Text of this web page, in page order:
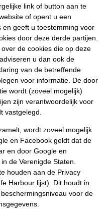
link of button aan te
of opent u een
geeft u toestemming voor
door deze derde partijen.
de cookies die op deze
u dan ook de
van de betreffende
voor informatie. De door
wordt (zoveel mogelijk)
zijn verantwoordelijk voor
vastgelegd.
wordt zoveel mogelijk
en Facebook geldt dat de
en door Google en
de Verenigde Staten.
houden aan de Privacy
Harbour lijst). Dit houdt in
voor de